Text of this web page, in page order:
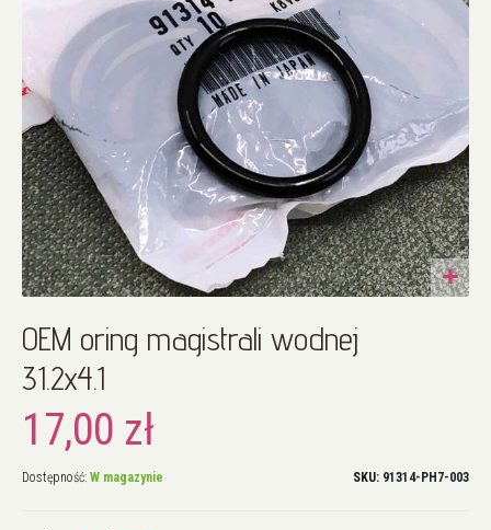
na
początek
galerii
OEM oring magistrali wodnej
31.2x4.1
17,00 zł
Dostępność: W magazynie SKU 91314-PH7-003